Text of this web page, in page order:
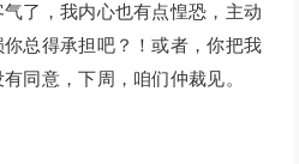
了，我内心也有点惶恐，主动
总得承担吧？！或者，你把我
同意，下周，咱们仲裁见。